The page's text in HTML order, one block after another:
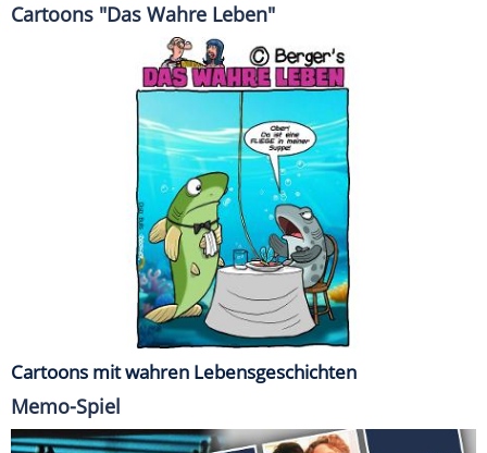
Cartoons "Das Wahre Leben"
Cartoons mit wahren Lebensgeschichten
Memo-Spiel